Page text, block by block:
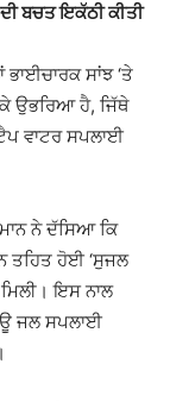
ਬਚਤ ਇਕੱਠੀ ਕੀਤੀ
ਭਾਈਚਾਰਕ ਸਾਂਝ ‘ਤੇ
ਉਭਰਿਆ ਹੈ, ਜਿੱਥੇ
ਵਾਟਰ ਸਪਲਾਈ
ਨੇ ਦੱਸਿਆ ਕਿ
ਤਹਿਤ ਹੋਈ ‘ਸੁਜਲ
ਇਸ ਨਾਲ
ਜਲ ਸਪਲਾਈ